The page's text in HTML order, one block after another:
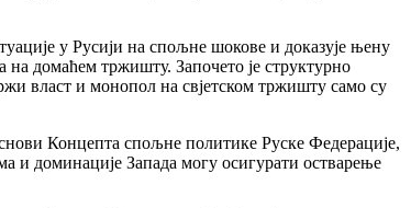
у Русији на спољне шокове и доказује њену
на домаћем тржишту. Започето је структурно
власт и монопол на свјетском тржишту само су
Концепта спољне политике Руске Федерације,
и доминације Запада могу осигурати остварење